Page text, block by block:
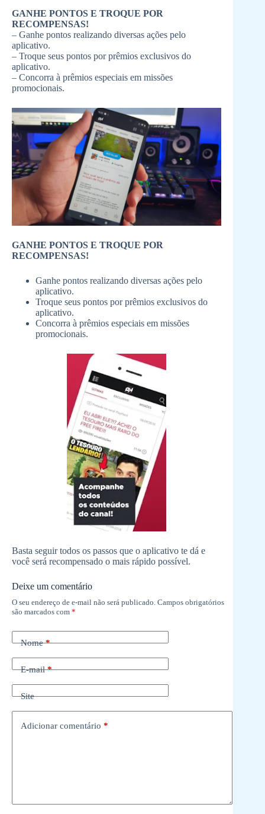
GANHE PONTOS E TROQUE POR
RECOMPENSAS!
– Ganhe pontos realizando diversas ações pelo
aplicativo.
– Troque seus pontos por prêmios exclusivos do
aplicativo.
– Concorra à prêmios especiais em missões
promocionais.
GANHE PONTOS E TROQUE POR
RECOMPENSAS!
Ganhe pontos realizando diversas ações pelo
aplicativo.
Troque seus pontos por prêmios exclusivos do
aplicativo.
Concorra à prêmios especiais em missões
promocionais.
Basta seguir todos os passos que o aplicativo te dá e
você será recompensado o mais rápido possível.
Deixe um comentário
O seu endereço de e-mail não será publicado. Campos obrigatórios
são marcados com *
Nome*
E-mail*
Site
Adicionar comentário *